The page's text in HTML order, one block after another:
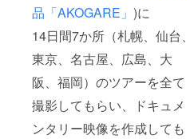
品「AKOGARE」 )に
14日間7か所（札幌、仙台、
東京、名古屋、広島、大
阪、福岡）のツアーを全て
撮影してもらい、ドキュメ
ンタリー映像を作成しても